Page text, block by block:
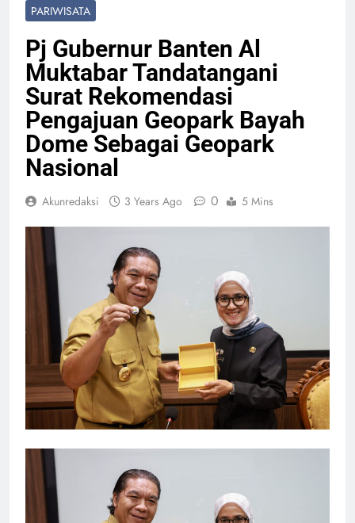
PARIWISATA
Pj Gubernur Banten Al
Muktabar Tandatangani
Surat Rekomendasi
Pengajuan Geopark Bayah
Dome Sebagai Geopark
Nasional
Akunredaksi 3 Years Ago 0 5 Mins